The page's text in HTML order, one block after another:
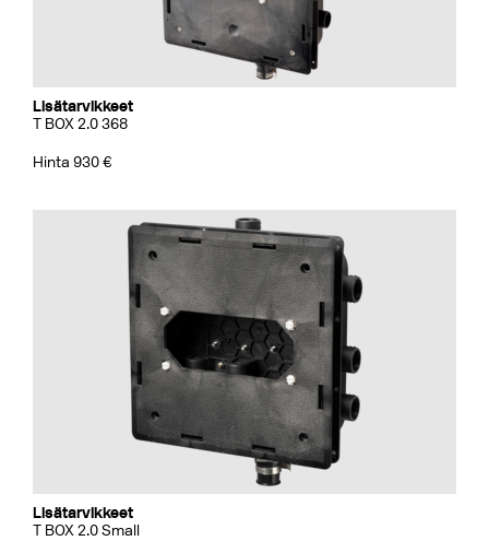
Lisätarvikkeet
T BOX 2.0 368
Hinta 930 €
Lisätarvikkeet
T BOX 2.0 Small